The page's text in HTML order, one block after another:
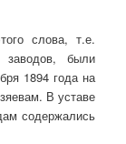
слова, т.е.
были
1894 года на
В уставе
содержались